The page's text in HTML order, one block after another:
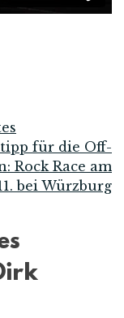
für die Off-
Rock Race am
bei Würzburg